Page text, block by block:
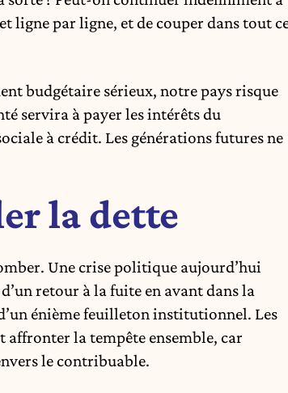
ligne par ligne, et de couper dans tout
budgétaire sérieux, notre pays risque
servira à payer les intérêts du
à crédit. Les générations futures ne
la dette
Une crise politique aujourd’hui
retour à la fuite en avant dans la
énième feuilleton institutionnel. Les
la tempête ensemble, car
le contribuable.